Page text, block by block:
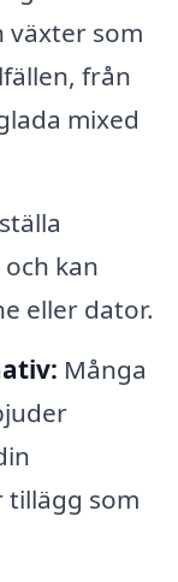
växter som
från
mixed
kan
eller dator.
Många
tillägg som